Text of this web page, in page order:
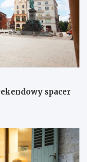
spacer